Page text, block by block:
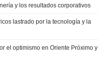
y los resultados corporativos
lastrado por la tecnología y la
el optimismo en Oriente Próximo y